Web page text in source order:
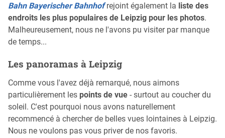
Bahn Bayerischer Bahnhofrejoint également la liste des
endroits les plus populaires de Leipzig pour les photos.
Malheureusement, nous ne l'avons pu visiter par manque
de temps...
Les panoramas à Leipzig
Comme vous l'avez déjà remarqué, nous aimons
particulièrement les points de vue - surtout au coucher du
soleil. C'est pourquoi nous avons naturellement
recommencé à chercher de belles vues lointaines à Leipzig.
Nous ne voulons pas vous priver de nos favoris.